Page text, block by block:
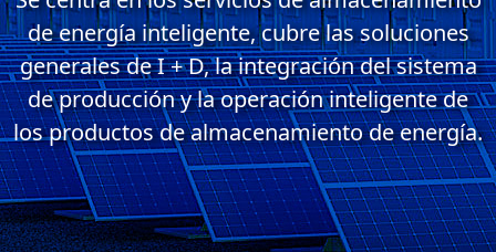
de energía inteligente, cubre las soluciones
generales de I + D, la integración del sistema
de producción y la operación inteligente de
los productos de almacenamiento de energía.